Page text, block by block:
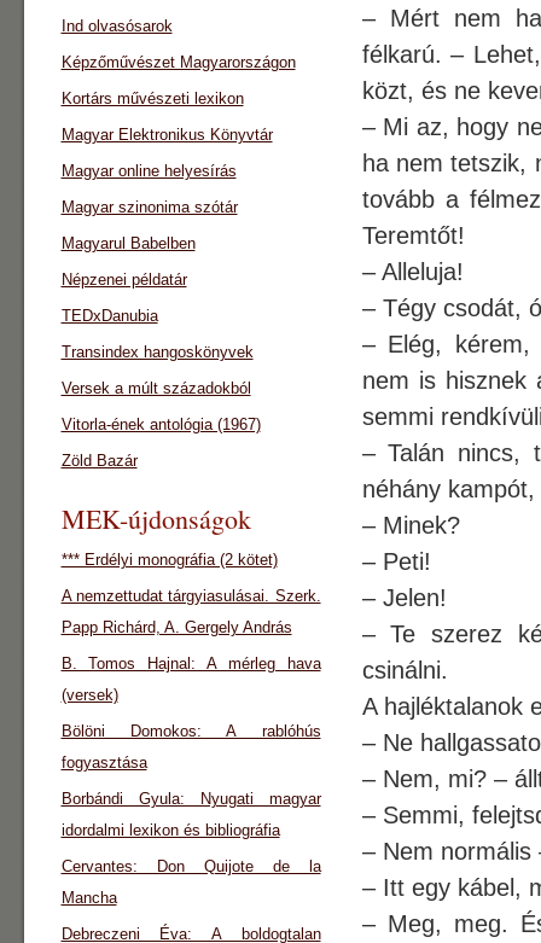
– Mért nem
félkarú. –
közt, és ne
– Mi az, hogy
ha nem tetszik,
tovább a
Teremtőt!
– Alleluja!
– Tégy csodát,
– Elég, kérem,
nem is hisznek
semmi
– Talán nincs,
néhány
– Minek?
– Peti!
– Jelen!
– Te szerez
csinálni.
A hajléktalanok
– Ne
– Nem, mi? –
– Semmi,
– Nem
– Itt egy kábel,
– Meg, meg.
Ind olvasósarok
Képzőművészet Magyarországon
Kortárs művészeti lexikon
Magyar Elektronikus Könyvtár
Magyar online helyesírás
Magyar szinonima szótár
Magyarul Babelben
Népzenei példatár
TEDxDanubia
Transindex hangoskönyvek
Versek a múlt századokból
Vitorla-ének antológia (1967)
Zöld Bazár
MEK-újdonságok
*** Erdélyi monográfia (2 kötet)
A nemzettudat tárgyiasulásai. Szerk.
Papp Richárd, A. Gergely András
B. Tomos Hajnal: A mérleg hava
(versek)
Bölöni Domokos: A rablóhús
fogyasztása
Borbándi Gyula: Nyugati magyar
idordalmi lexikon és bibliográfia
Cervantes: Don Quijote de la
Mancha
Debreczeni Éva: A boldogtalan